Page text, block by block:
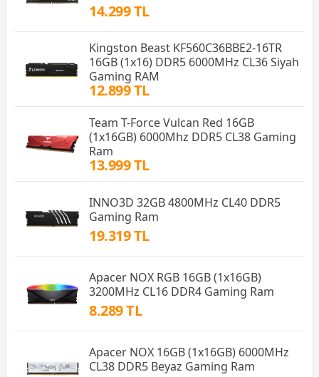
14.299 TL
Kingston Beast KF560C36BBE2-16TR
16GB (1x16) DDR5 6000MHz CL36 Siyah
Gaming RAM
12.899 TL
Team T-Force Vulcan Red 16GB
(1x16GB) 6000Mhz DDR5 CL38 Gaming
Ram
13.999 TL
INNO3D 32GB 4800MHz CL40 DDR5
Gaming Ram
19.319 TL
Apacer NOX RGB 16GB (1x16GB)
3200MHz CL16 DDR4 Gaming Ram
8.289 TL
Apacer NOX 16GB (1x16GB) 6000MHz
CL38 DDR5 Beyaz Gaming Ram